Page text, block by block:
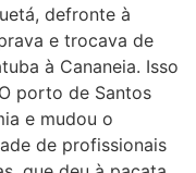
defronte à
e trocava de
à Cananeia. Isso
porto de Santos
e mudou o
de profissionais